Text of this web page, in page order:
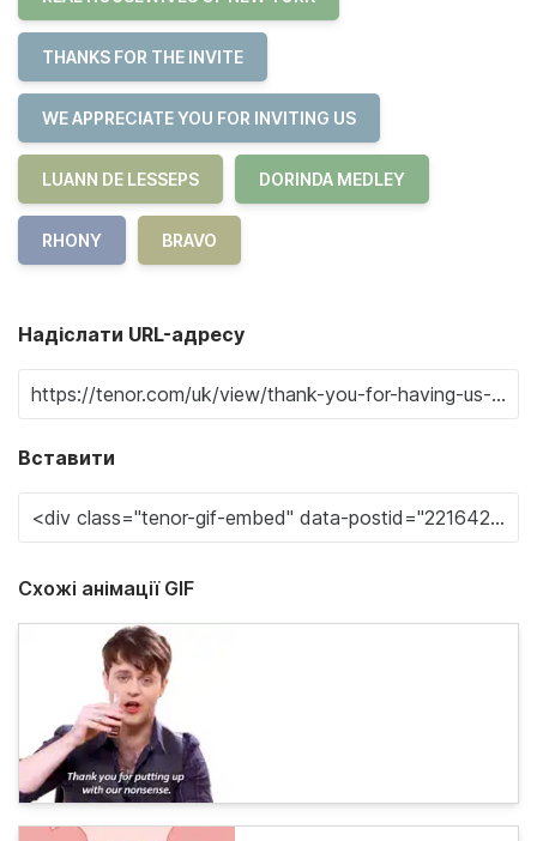
THANKS FOR THE INVITE
WE APPRECIATE YOU FOR INVITING US
LUANN DE LESSEPS DORINDA MEDLEY
RHONY BRAVO
Надіслати URL-адресу
Вставити
Схожі анімації GIF